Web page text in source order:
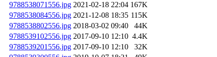
9788538071556.jpg 2021-02-18 22:04 167K
9788538084556.jpg 2021-12-08 18:35 115K
9788538802556.jpg 2018-03-02 09:40
44K
9788539102556.jpg 2017-09-10 12:10 4.4K
9788539201556.jpg 2017-09-10 12:10
32K